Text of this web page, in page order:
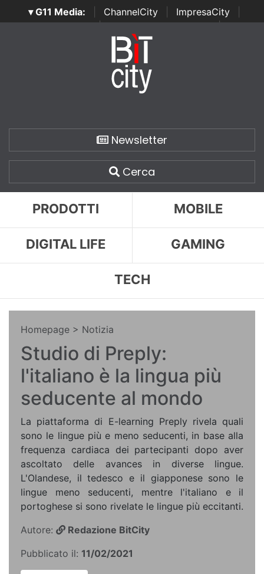
▾ G11 Media: ChannelCity ImpresaCity
SecurityOpenLab | Italian Channel Awards | Italian
Italian Security Awards
Newsletter
Cerca
PRODOTTI MOBILE
DIGITAL LIFE GAMING
TECH
Homepage > Notizia
Studio di Preply:
l'italiano è la lingua più
seducente al mondo
La piattaforma di E-learning Preply rivela quali
sono le lingue più e meno seducenti, in base alla
frequenza cardiaca dei partecipanti dopo aver
ascoltato delle avances in diverse lingue.
L'Olandese, il tedesco e il giapponese sono le
lingue meno seducenti, mentre l'italiano e il
portoghese si sono rivelate le lingue più eccitanti.
Autore:
Redazione BitCity
Pubblicato il: 11/02/2021